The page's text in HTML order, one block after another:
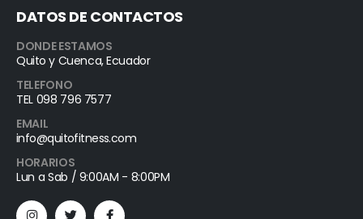
DATOS DE CONTACTOS
DONDE ESTAMOS
Quito y Cuenca, Ecuador
TELEFONO
TEL 098 796 7577
EMAIL
info@quitofitness.com
HORARIOS
Lun a Sab / 9:00AM - 8:00PM